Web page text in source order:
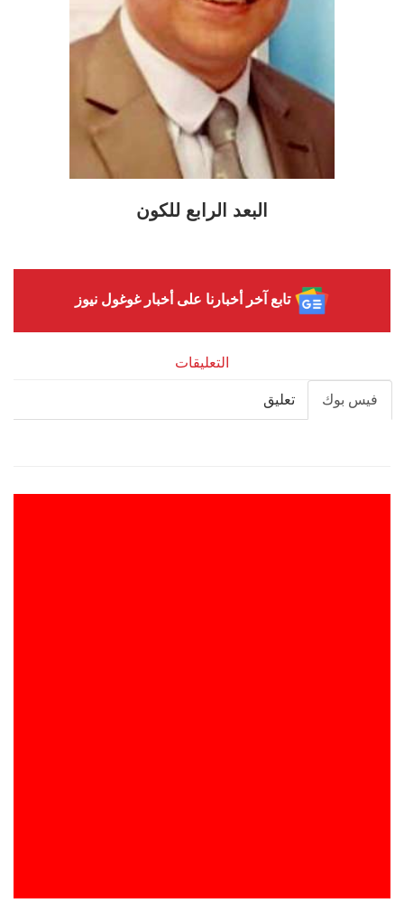
البعد الرابع للكون
تابع آخر أخبارنا على أخبار غوغول نيوز
التعليقات
فيس بوك تعليق